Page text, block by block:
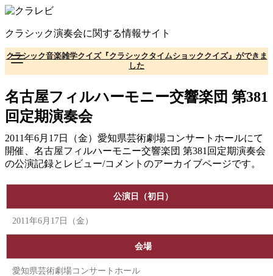
コ
テ
ン
ツ
へ
移
動
クラシック演奏会に関する情報サイト
クラシック音楽雑学クイズ『クラシックタイムショッククイズ』ができま
した
名古屋フィルハーモニー交響楽団 第381
回定期演奏会
2011年6月17日（金）愛知県芸術劇場コンサートホールにて
開催、名古屋フィルハーモニー交響楽団 第381回定期演奏会
の公演記録とレビュー/コメントのアーカイブページです。
公演日（初日）
2011年6月17日（金）
会場
愛知県芸術劇場コンサートホール